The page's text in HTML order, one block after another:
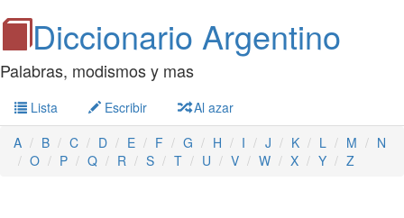
Diccionario Argentino
Palabras, modismos y mas
Lista Escribir
Al azar
A
B C D E F G H I J K L M
N
O
P Q R S T U V W X Y Z